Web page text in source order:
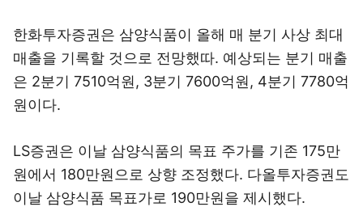
한화투자증권은 삼양식품이 올해 매 분기 사상 최대
매출을 기록할 것으로 전망했따. 예상되는 분기 매출
은 2분기 7510억원, 3분기 7600억원, 4분기 7780억
원이다.
LS증권은 이날 삼양식품의 목표 주가를 기존 175만
원에서 180만원으로 상향 조정했다. 다올투자증권도
이날 삼양식품 목표가로 190만원을 제시했다.